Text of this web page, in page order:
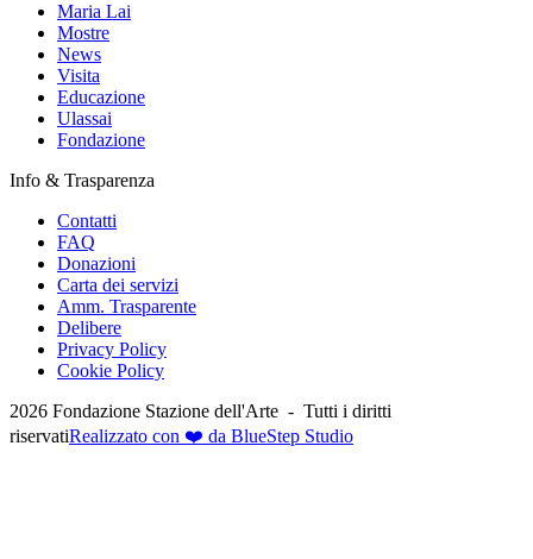
Maria Lai
Mostre
News
Visita
Educazione
Ulassai
Fondazione
Info & Trasparenza
Contatti
FAQ
Donazioni
Carta dei servizi
Amm. Trasparente
Delibere
Privacy Policy
Cookie Policy
2026 Fondazione Stazione dell'Arte - Tutti i diritti
riservatiRealizzato con ❤️ da BlueStep Studio